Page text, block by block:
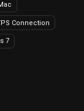
Connection
7